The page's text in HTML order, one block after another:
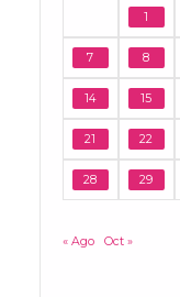
1
7 8
14 15
21 22
28 29
« Ago Oct »